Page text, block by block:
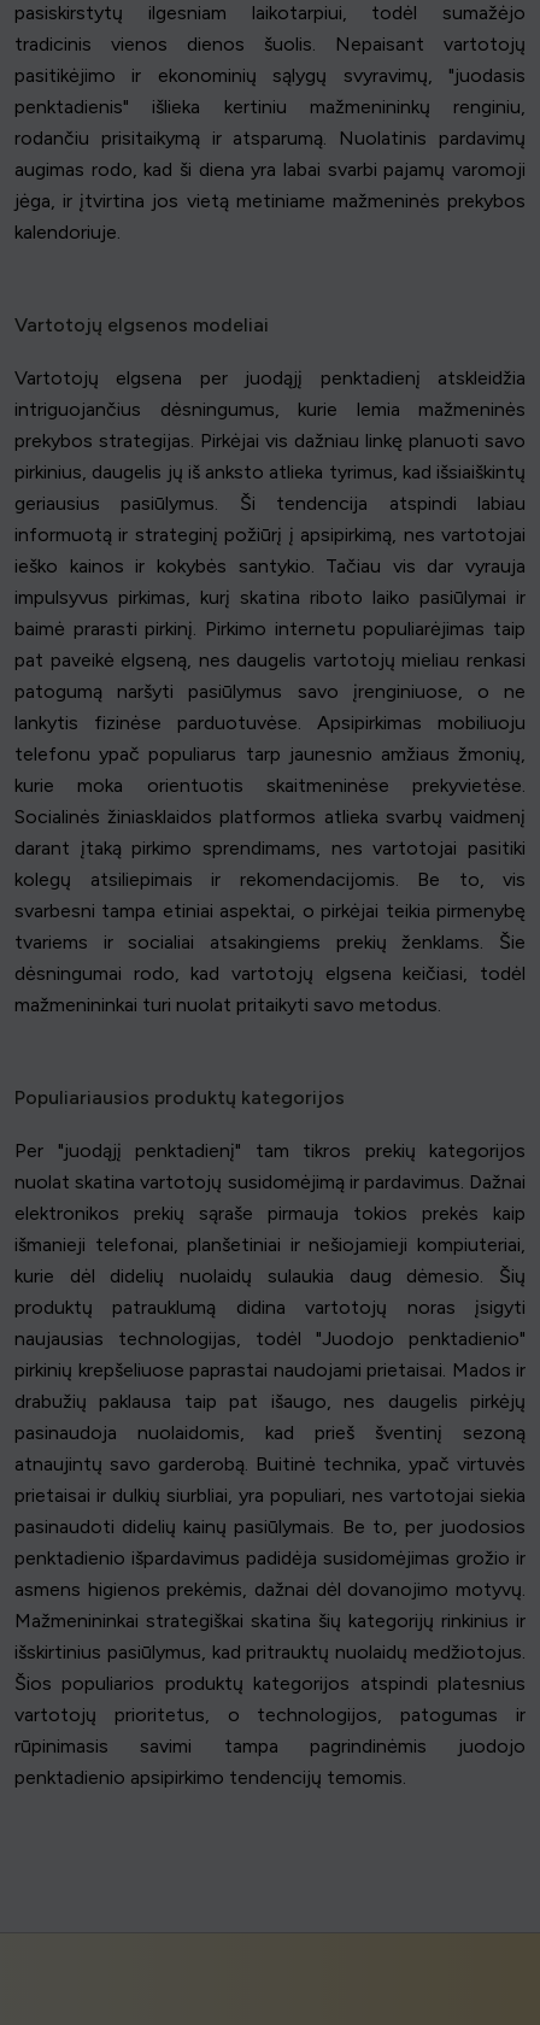
pasiskirstytų ilgesniam laikotarpiui, todėl sumažėjo
tradicinis vienos dienos šuolis. Nepaisant vartotojų
pasitikėjimo ir ekonominių sąlygų svyravimų, "juodasis
penktadienis" išlieka kertiniu mažmenininkų renginiu,
rodančiu prisitaikymą ir atsparumą. Nuolatinis pardavimų
augimas rodo, kad ši diena yra labai svarbi pajamų varomoji
jėga, ir įtvirtina jos vietą metiniame mažmeninės prekybos
kalendoriuje.
Vartotojų elgsenos modeliai
Vartotojų elgsena per juodąjį penktadienį atskleidžia
intriguojančius dėsningumus, kurie lemia mažmeninės
prekybos strategijas. Pirkėjai vis dažniau linkę planuoti savo
pirkinius, daugelis jų iš anksto atlieka tyrimus, kad išsiaiškintų
geriausius pasiūlymus. Ši tendencija atspindi labiau
informuotą ir strateginį požiūrį į apsipirkimą, nes vartotojai
ieško kainos ir kokybės santykio. Tačiau vis dar vyrauja
impulsyvus pirkimas, kurį skatina riboto laiko pasiūlymai ir
baimė prarasti pirkinį. Pirkimo internetu populiarėjimas taip
pat paveikė elgseną, nes daugelis vartotojų mieliau renkasi
patogumą naršyti pasiūlymus savo įrenginiuose, o ne
lankytis fizinėse parduotuvėse. Apsipirkimas mobiliuoju
telefonu ypač populiarus tarp jaunesnio amžiaus žmonių,
kurie moka orientuotis skaitmeninėse prekyvietėse.
Socialinės žiniasklaidos platformos atlieka svarbų vaidmenį
darant įtaką pirkimo sprendimams, nes vartotojai pasitiki
kolegų atsiliepimais ir rekomendacijomis. Be to, vis
svarbesni tampa etiniai aspektai, o pirkėjai teikia pirmenybę
tvariems ir socialiai atsakingiems prekių ženklams. Šie
dėsningumai rodo, kad vartotojų elgsena keičiasi, todėl
mažmenininkai turi nuolat pritaikyti savo metodus.
Populiariausios produktų kategorijos
Per "juodąjį penktadienį" tam tikros prekių kategorijos
nuolat skatina vartotojų susidomėjimą ir pardavimus. Dažnai
elektronikos prekių sąraše pirmauja tokios prekės kaip
išmanieji telefonai, planšetiniai ir nešiojamieji kompiuteriai,
kurie dėl didelių nuolaidų sulaukia daug dėmesio. Šių
produktų patrauklumą didina vartotojų noras įsigyti
naujausias technologijas, todėl "Juodojo penktadienio"
pirkinių krepšeliuose paprastai naudojami prietaisai. Mados ir
drabužių paklausa taip pat išaugo, nes daugelis pirkėjų
pasinaudoja nuolaidomis, kad prieš šventinį sezoną
atnaujintų savo garderobą. Buitinė technika, ypač virtuvės
prietaisai ir dulkių siurbliai, yra populiari, nes vartotojai siekia
pasinaudoti didelių kainų pasiūlymais. Be to, per juodosios
penktadienio išpardavimus padidėja susidomėjimas grožio ir
asmens higienos prekėmis, dažnai dėl dovanojimo motyvų.
Mažmenininkai strategiškai skatina šių kategorijų rinkinius ir
išskirtinius pasiūlymus, kad pritrauktų nuolaidų medžiotojus.
Šios populiarios produktų kategorijos atspindi platesnius
vartotojų prioritetus, o technologijos, patogumas ir
rūpinimasis savimi tampa pagrindinėmis juodojo
penktadienio apsipirkimo tendencijų temomis.